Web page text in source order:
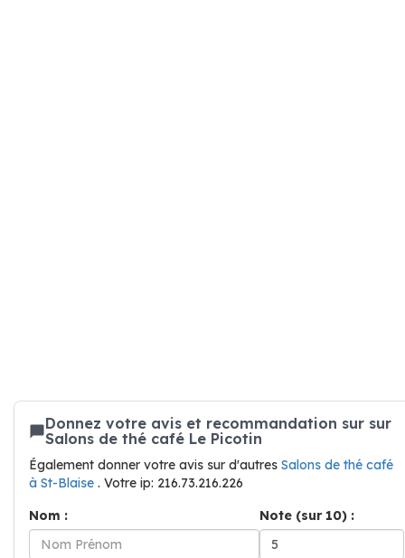
Donnez votre avis et recommandation sur sur
Salons de thé café Le Picotin
Également donner votre avis sur d'autres Salons de thé café
à St-Blaise . Votre ip: 216.73.216.226
Nom :
Note (sur 10) :